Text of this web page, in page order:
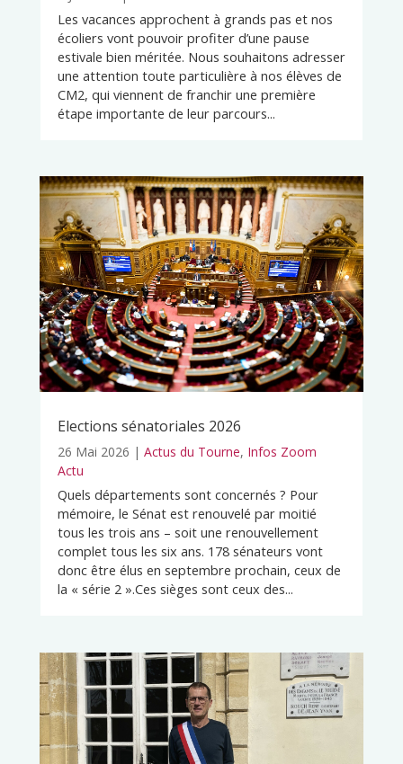
Les vacances approchent à grands pas et nos
écoliers vont pouvoir profiter d’une pause
estivale bien méritée. Nous souhaitons adresser
une attention toute particulière à nos élèves de
CM2, qui viennent de franchir une première
étape importante de leur parcours...
Elections sénatoriales 2026
26 Mai 2026 | Actus du Tourne, Infos Zoom
Actu
Quels départements sont concernés ? Pour
mémoire, le Sénat est renouvelé par moitié
tous les trois ans – soit une renouvellement
complet tous les six ans. 178 sénateurs vont
donc être élus en septembre prochain, ceux de
la « série 2 ».Ces sièges sont ceux des...